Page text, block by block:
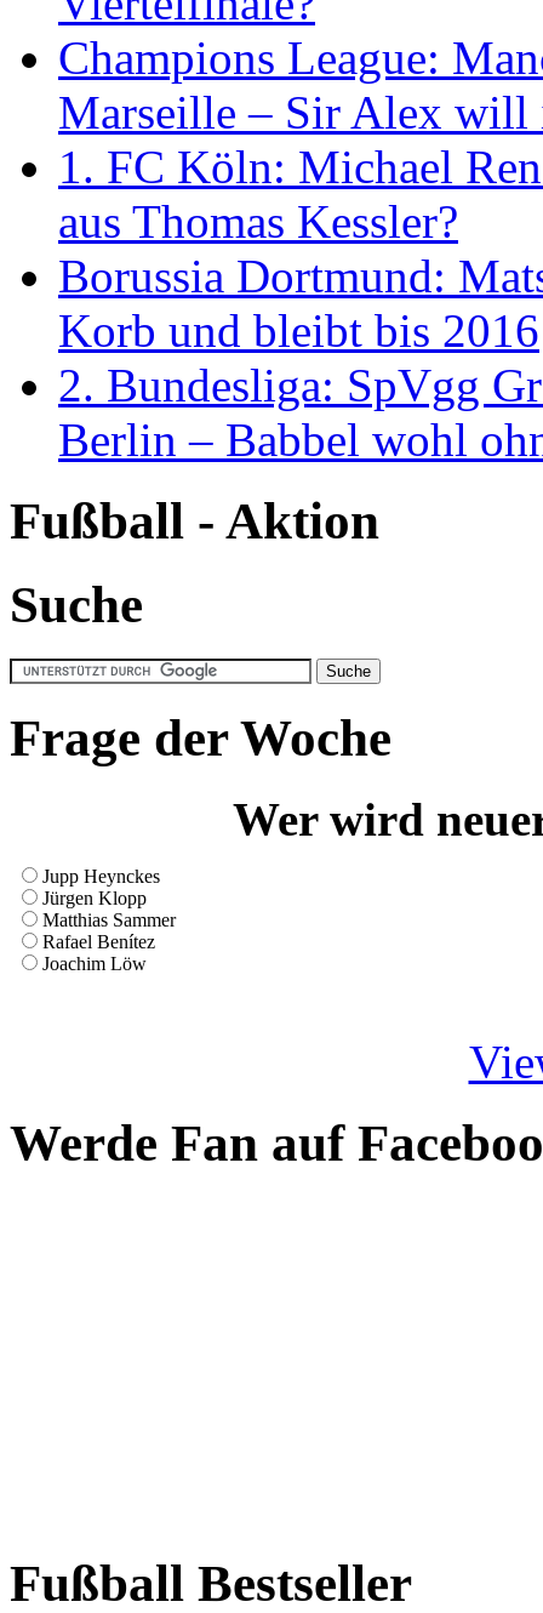
Champions League:
Marseille – Sir Alex will
1. FC Köln: Michael
aus Thomas Kessler?
Borussia Dortmund:
Korb und bleibt bis 2016
2. Bundesliga: SpVgg
Berlin – Babbel wohl
Fußball - Aktion
Suche
Frage der Woche
Wer wird
Jupp Heynckes
Jürgen Klopp
Matthias Sammer
Rafael Benítez
Joachim Löw
Werde Fan auf
Fußball Bestseller